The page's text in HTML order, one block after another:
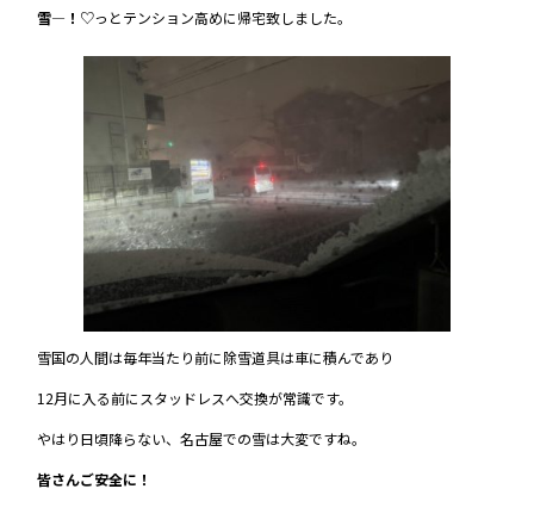
雪―！ ♡っとテンション高めに帰宅致しました。
雪国の人間は毎年当たり前に除雪道具は車に積んであり
12月に入る前にスタッドレスへ交換が常識です。
やはり日頃降らない、名古屋での雪は大変ですね。
皆さんご安全に！